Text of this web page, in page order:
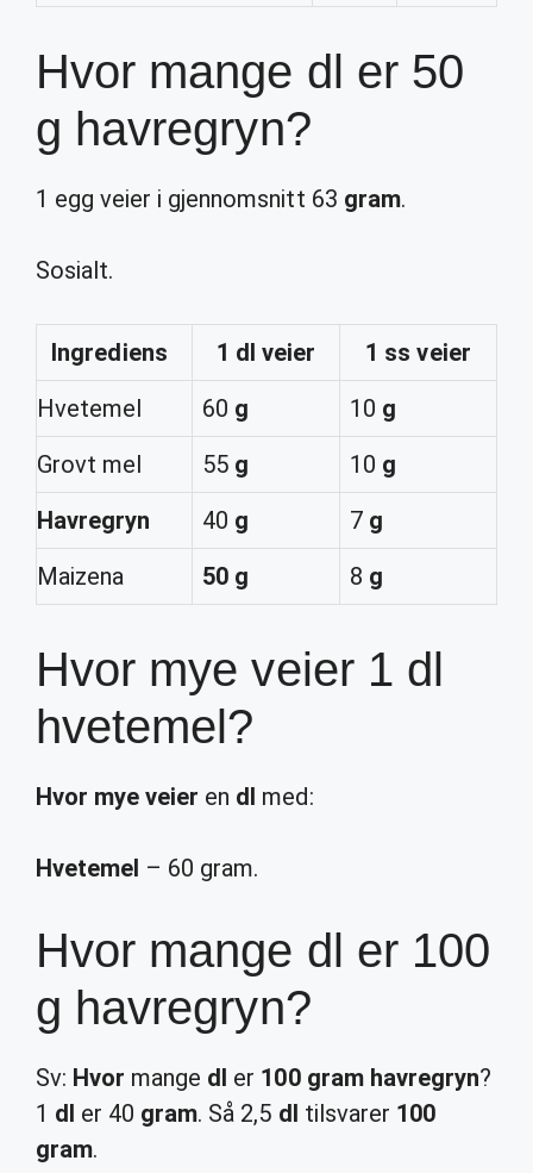
Hvor mange dl er 50
g havregryn?
1 egg veier i gjennomsnitt 63 gram.
Sosialt.
Ingrediens 1 dl veier
1 ss veier
Hvetemel
60 g 10 g
Grovt mel
55 g 10 g
Havregryn
40 g 7 g
Maizena
50 g 8 g
Hvor mye veier 1 dl
hvetemel?
Hvor mye veier en dl med:
Hvetemel – 60 gram.
Hvor mange dl er 100
g havregryn?
Sv: Hvor mange dl er 100 gram havregryn?
1 dl er 40 gram. Så 2,5 dl tilsvarer 100
gram.